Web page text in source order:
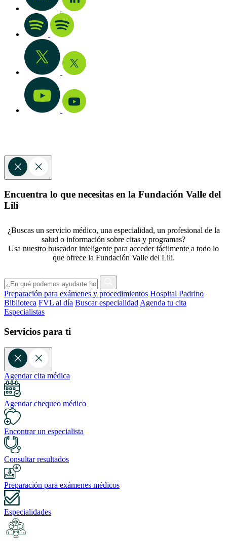
Encuentra lo que necesitas en la Fundación Valle del
Lili
¿Buscas un servicio médico, una especialidad, un profesional de la
salud o información sobre citas y programas?
Usa nuestro buscador inteligente para acceder fácilmente a todo lo
que ofrece la Fundación Valle del Lili.
Preparación para exámenes y procedimientos Hospital Padrino
Biblioteca FVL al día Buscar especialidad Agenda tu cita
Especialistas
Servicios para ti
Agendar cita médica
Agendar chequeo médico
Encontrar un especialista
Consultar resultados
Preparación para exámenes médicos
Especialidades